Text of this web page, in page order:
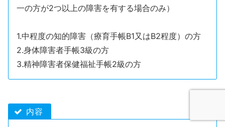
一の方が2つ以上の障害を有する場合のみ）
1.中程度の知的障害（療育手帳B1又はB2程度）の方
2.身体障害者手帳3級の方
3.精神障害者保健福祉手帳2級の方
内容